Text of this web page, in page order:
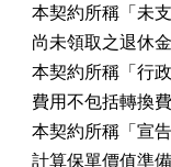
本契約所稱「未
尚未領取之退休金
本契約所稱「行
費用不包括轉換費
本契約所稱「宣
計算保單價值準